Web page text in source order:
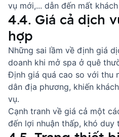
vụ mới,... dẫn đến mất
4.4. Giá cả dịch
hợp
Những sai lầm về định giá
doanh khi mở spa ở quê
Định giá quá cao so với thu
dân địa phương, khiến
vụ.
Cạnh tranh về giá cả một
đến lợi nhuận thấp, khó duy